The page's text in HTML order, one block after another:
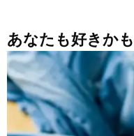
あなたも好きか